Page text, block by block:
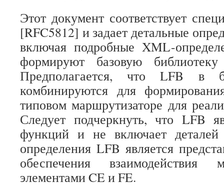
Этот документ соответствует
[RFC5812] и задает детальные
включая подробные XML-
формируют базовую
Предполагается, что LFB в
комбинируются для
типовом маршрутизаторе для
Следует подчеркнуть, что LFB
функций и не включает
определения LFB является
обеспечения взаимодействия
элементами CE и FE.